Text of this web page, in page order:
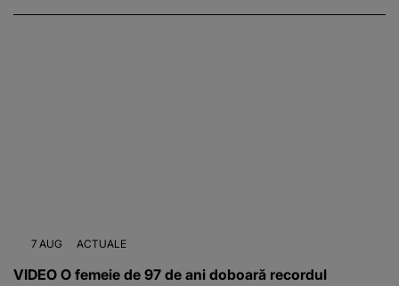
7 AUG ACTUALE
VIDEO O femeie de 97 de ani doboară recordul